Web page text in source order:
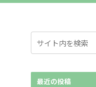
最近の投稿